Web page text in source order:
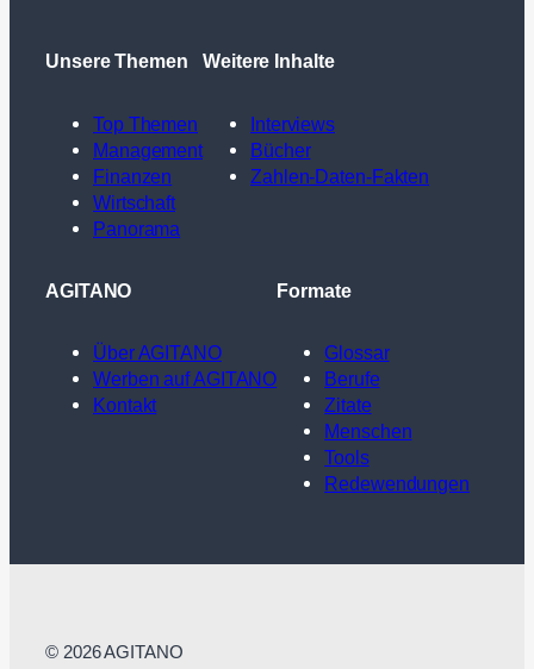
Unsere Themen
Top Themen
Management
Finanzen
Wirtschaft
Panorama
Weitere Inhalte
Interviews
Bücher
Zahlen-Daten-Fakten
AGITANO
Über AGITANO
Werben auf AGITANO
Kontakt
Formate
Glossar
Berufe
Zitate
Menschen
Tools
Redewendungen
© 2026 AGITANO